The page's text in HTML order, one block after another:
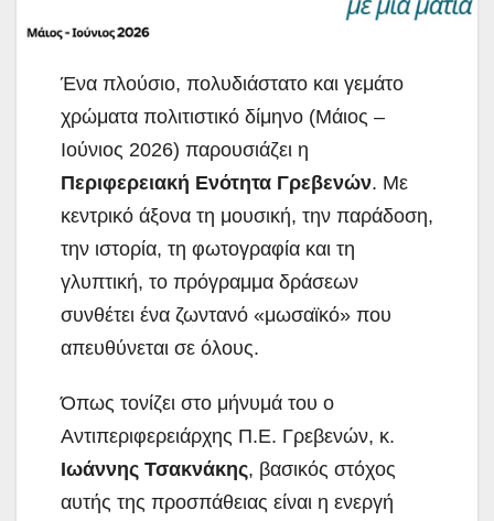
Ένα πλούσιο, πολυδιάστατο και γεμάτο
χρώματα πολιτιστικό δίμηνο (Μάιος –
Ιούνιος 2026) παρουσιάζει η
Περιφερειακή Ενότητα Γρεβενών. Με
κεντρικό άξονα τη μουσική, την παράδοση,
την ιστορία, τη φωτογραφία και τη
γλυπτική, το πρόγραμμα δράσεων
συνθέτει ένα ζωντανό «μωσαϊκό» που
απευθύνεται σε όλους.
Όπως τονίζει στο μήνυμά του ο
Αντιπεριφερειάρχης Π.Ε. Γρεβενών, κ.
Ιωάννης Τσακνάκης, βασικός στόχος
αυτής της προσπάθειας είναι η ενεργή